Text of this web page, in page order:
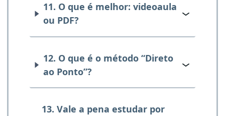
11. O que é melhor: videoaula
ou PDF?
12. O que é o método “Direto
ao Ponto”?
13. Vale a pena estudar por